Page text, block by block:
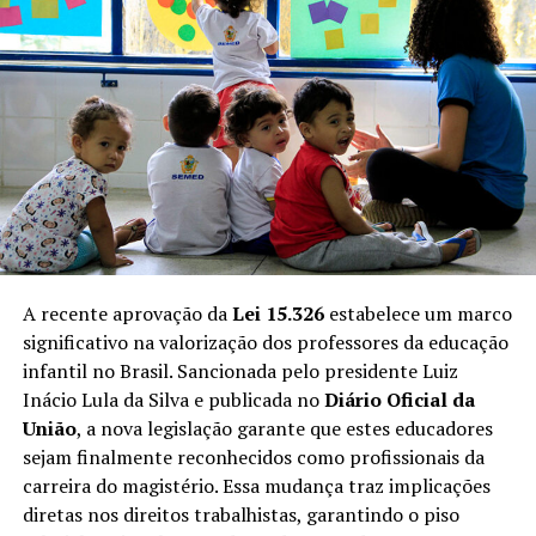
habitantes até os dias atuais, as tradições e a luta por
igualdade e reconhecimento têm sido pilares na
construção da sociedade.
Leia Também:
Senado discute
proteção a jovens atletas em novos
projetos de lei
Contribuições Sociais e Econômicas
contribuído de maneira significativa para a economia
local. Dados históricos mostram que os descendentes de
africanos influenciaram diversos setores, desde a
agricultura até o comércio e a educação. Reconhecer
essas contribuições é um passo crucial para a promoção
da igualdade racial e a valorização da diversidade.
A recente aprovação daLei 15.326estabelece um marco
significativo na valorização dos professores da educação
infantil no Brasil. Sancionada pelo presidente Luiz
Inácio Lula da Silva e publicada noDiário Oficial da
União, a nova legislação garante que estes educadores
sejam finalmente reconhecidos como profissionais da
carreira do magistério. Essa mudança traz implicações
diretas nos direitos trabalhistas, garantindo o piso